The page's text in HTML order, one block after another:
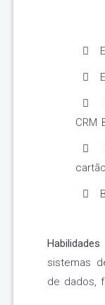
CRM
sistemas
de dados,